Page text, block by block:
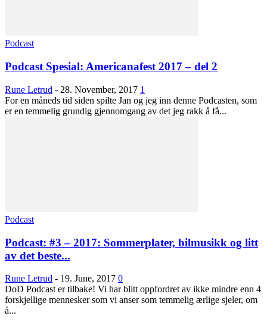
Podcast
Podcast Spesial: Americanafest 2017 – del 2
Rune Letrud - 28. November, 2017 1
For en måneds tid siden spilte Jan og jeg inn denne Podcasten, som
er en temmelig grundig gjennomgang av det jeg rakk å få...
Podcast
Podcast: #3 – 2017: Sommerplater, bilmusikk og litt
av det beste...
Rune Letrud - 19. June, 2017 0
DoD Podcast er tilbake! Vi har blitt oppfordret av ikke mindre enn 4
forskjellige mennesker som vi anser som temmelig ærlige sjeler, om
å...